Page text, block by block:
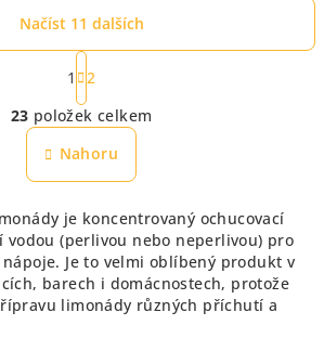
O
v
l
á
a
c
í
p
Načíst 11 dalších
S
t
r
á
n
k
o
á
n
í
1
2
23 položek celkem
Nahoru
je koncentrovaný ochucovací
vodou (perlivou nebo neperlivou) pro
Je to velmi oblíbený produkt v
barech i domácnostech, protože
limonády různých příchutí a